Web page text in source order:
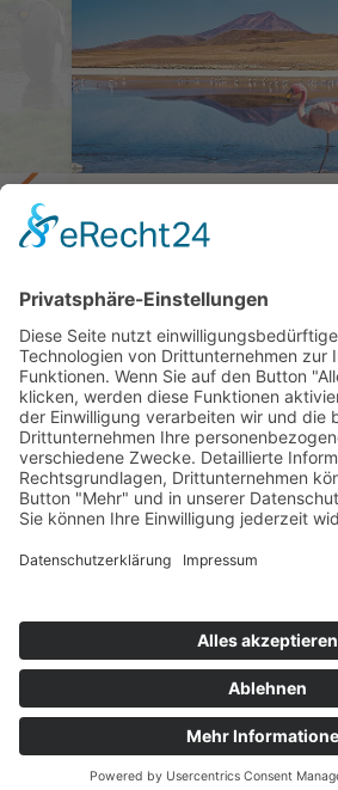
bis
Gruppenreise: Brasilien,
23 oder 25 Tage ab/bis
ab 6.995,— €
Kontakt Newsletter AGB
Cookie